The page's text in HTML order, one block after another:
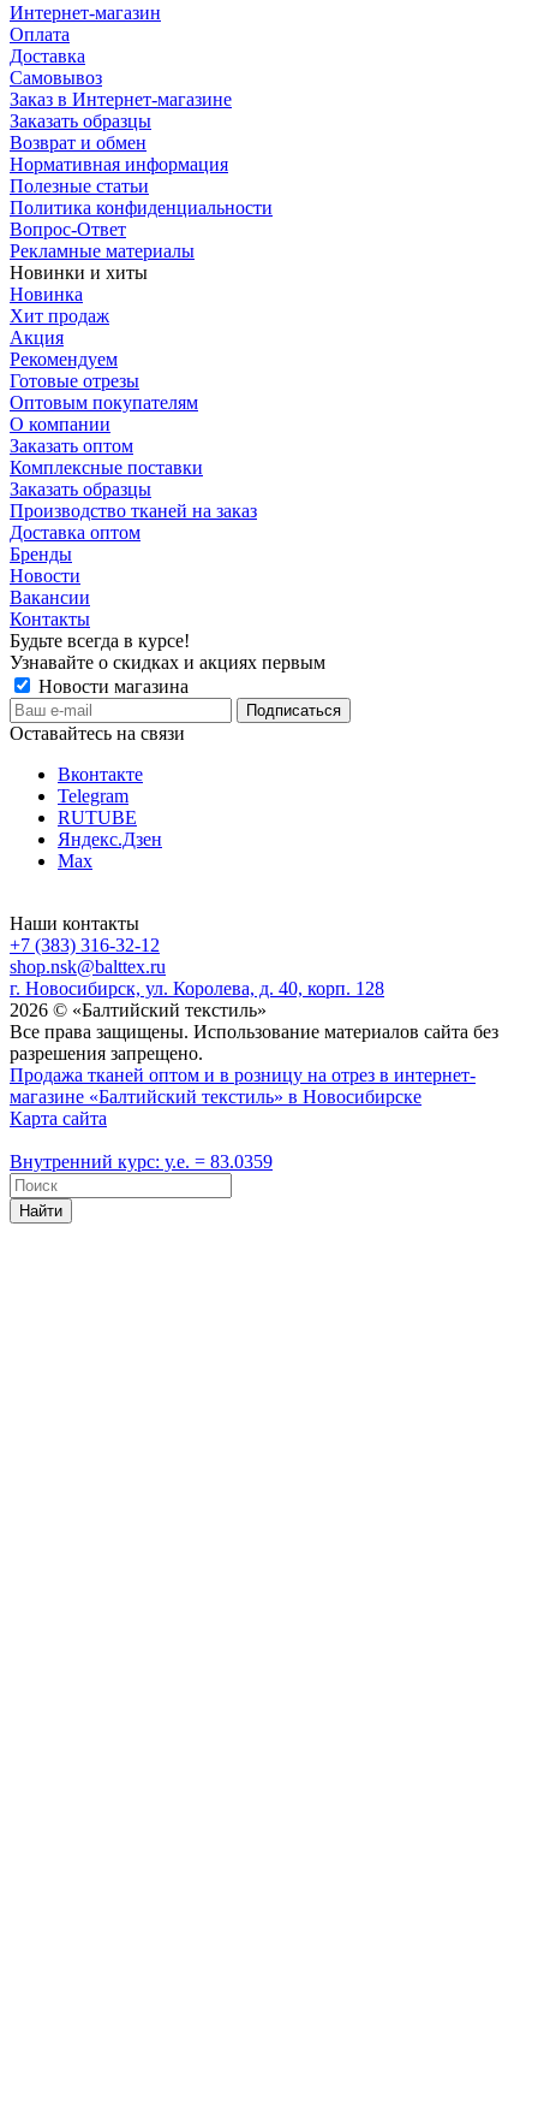
Интернет-магазин
Оплата
Доставка
Самовывоз
Заказ в Интернет-магазине
Заказать образцы
Возврат и обмен
Нормативная информация
Полезные статьи
Политика конфиденциальности
Вопрос-Ответ
Рекламные материалы
Новинки и хиты
Новинка
Хит продаж
Акция
Рекомендуем
Готовые отрезы
Оптовым покупателям
О компании
Заказать оптом
Комплексные поставки
Заказать образцы
Производство тканей на заказ
Доставка оптом
Бренды
Новости
Вакансии
Контакты
Будьте всегда в курсе!
Узнавайте о скидках и акциях первым
Новости магазина
Оставайтесь на связи
Вконтакте
Telegram
RUTUBE
Яндекс.Дзен
Max
Наши контакты
+7 (383) 316-32-12
shop.nsk@balttex.ru
г. Новосибирск, ул. Королева, д. 40, корп. 128
2026 © «Балтийский текстиль»
Все права защищены. Использование материалов сайта без
разрешения запрещено.
Продажа тканей оптом и в розницу на отрез в интернет-
магазине «Балтийский текстиль» в Новосибирске
Карта сайта
Внутренний курс: у.е. = 83.0359
Найти